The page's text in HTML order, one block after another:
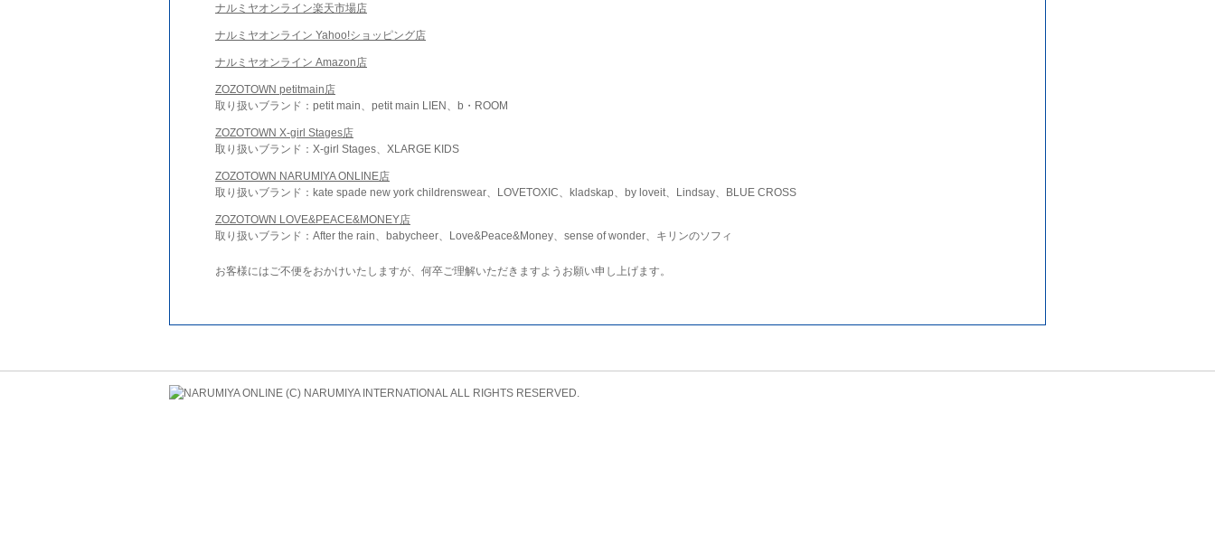
ナルミヤオンライン楽天市場店
ナルミヤオンライン Yahoo!ショッピング店
ナルミヤオンライン Amazon店
ZOZOTOWN petitmain店
取り扱いブランド：petit main、petit main LIEN、b・ROOM
ZOZOTOWN X-girl Stages店
取り扱いブランド：X-girl Stages、XLARGE KIDS
ZOZOTOWN NARUMIYA ONLINE店
取り扱いブランド：kate spade new york childrenswear、LOVETOXIC、kladskap、by loveit、Lindsay、BLUE CROSS
ZOZOTOWN LOVE&PEACE&MONEY店
取り扱いブランド：After the rain、babycheer、Love&Peace&Money、sense of wonder、キリンのソフィ
お客様にはご不便をおかけいたしますが、何卒ご理解いただきますようお願い申し上げます。